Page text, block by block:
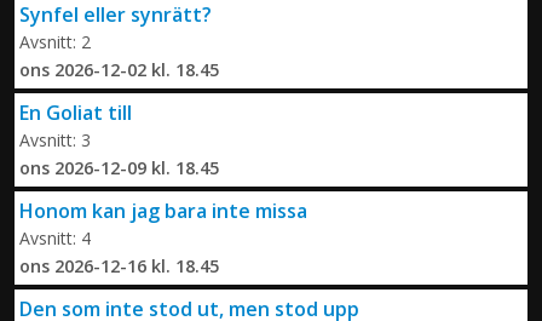
Synfel eller synrätt?
Avsnitt: 2
ons 2026-12-02 kl. 18.45
En Goliat till
Avsnitt: 3
ons 2026-12-09 kl. 18.45
Honom kan jag bara inte missa
Avsnitt: 4
ons 2026-12-16 kl. 18.45
Den som inte stod ut, men stod upp